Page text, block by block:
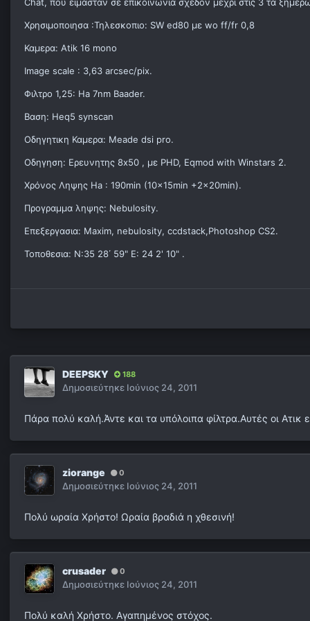
Chat, που ειμασταν σε επικοινωνια σχεδον μεχρι στις 3 τα
Χρησιμοποιησα :Τηλεσκοπιο: SW ed80 με wo ff/fr 0,8
Καμερα: Atik 16 mono
Image scale : 3,63 arcsec/pix.
Φιλτρo 1,25: Ha 7nm Baader.
Βαση: Heq5 synscan
Οδηγητικη Καμερα: Meade dsi pro.
Oδηγηση: Ερευνητης 8x50 , με PHD, Eqmod with Winstars 2.
Χρόνος Ληψης Ha : 190min (10x15min +2x20min).
Προγραμμα ληψης: Nebulosity.
Επεξεργασια: Maxim, nebulosity, ccdstack,Photoshop CS2.
Τοποθεσια: N:35 28΄ 59" E: 24 2' 10" .
DEEPSKY 188
Δημοσιεύτηκε Ιούνιος 24, 2011
Πάρα πολύ καλή.Άντε και τα υπόλοιπα φίλτρα.Αυτές οι Ατικ
ziorange 0
Δημοσιεύτηκε Ιούνιος 24, 2011
Πολύ ωραία Χρήστο! Ωραία βραδιά η χθεσινή!
crusader 0
Δημοσιεύτηκε Ιούνιος 24, 2011
Πολύ καλή Χρήστο. Αγαπημένος στόχος.